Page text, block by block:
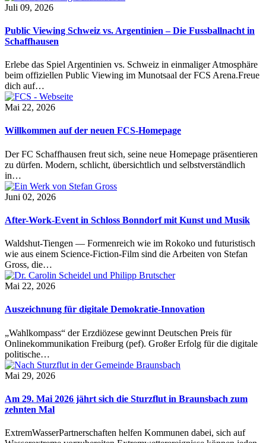
Juli 09, 2026
Public Viewing Schweiz vs. Argentinien – Die Fussballnacht in
Schaffhausen
Erlebe das Spiel Argentinien vs. Schweiz in einmaliger Atmosphäre
beim offiziellen Public Viewing im Munotsaal der FCS Arena.Freue
dich auf…
Mai 22, 2026
Willkommen auf der neuen FCS-Homepage
Der FC Schaffhausen freut sich, seine neue Homepage präsentieren
zu dürfen. Modern, schlicht, übersichtlich und selbstverständlich
in…
Juni 02, 2026
After-Work-Event in Schloss Bonndorf mit Kunst und Musik
Waldshut-Tiengen — Formenreich wie im Rokoko und futuristisch
wie aus einem Science-Fiction-Film sind die Arbeiten von Stefan
Gross, die…
Mai 22, 2026
Auszeichnung für digitale Demokratie-Innovation
„Wahlkompass“ der Erzdiözese gewinnt Deutschen Preis für
Onlinekommunikation Freiburg (pef). Großer Erfolg für die digitale
politische…
Mai 29, 2026
Am 29. Mai 2026 jährt sich die Sturzflut in Braunsbach zum
zehnten Mal
ExtremWasserPartnerschaften helfen Kommunen dabei, sich auf